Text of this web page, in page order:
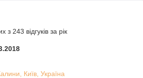
з 243 відгуків за рік
Київ, Україна